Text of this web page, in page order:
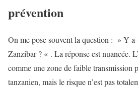
prévention
On me pose souvent la question : » Y
Zanzibar ? « . La réponse est nuancée.
comme une zone de faible transmission
tanzanien, mais le risque n’est pas